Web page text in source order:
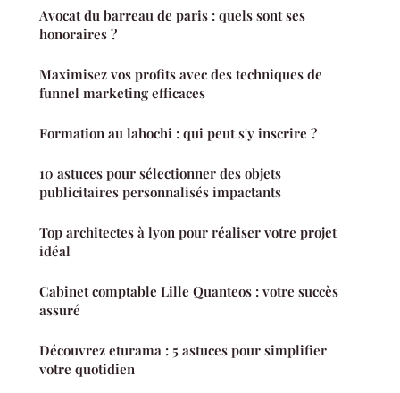
Avocat du barreau de paris : quels sont ses
honoraires ?
Maximisez vos profits avec des techniques de
funnel marketing efficaces
Formation au lahochi : qui peut s'y inscrire ?
10 astuces pour sélectionner des objets
publicitaires personnalisés impactants
Top architectes à lyon pour réaliser votre projet
idéal
Cabinet comptable Lille Quanteos : votre succès
assuré
Découvrez eturama : 5 astuces pour simplifier
votre quotidien